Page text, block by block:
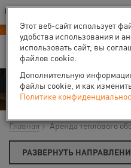
Ваш город:Калуга
В Вашем регионе нет наших офисов
Аренда
Главная Аренда теплового
РАЗВЕРНУТЬ
Этот веб-сайт использует
удобства использования и
использовать сайт, вы
файлов cookie.
Дополнительную
файлы cookie, и как
Политике